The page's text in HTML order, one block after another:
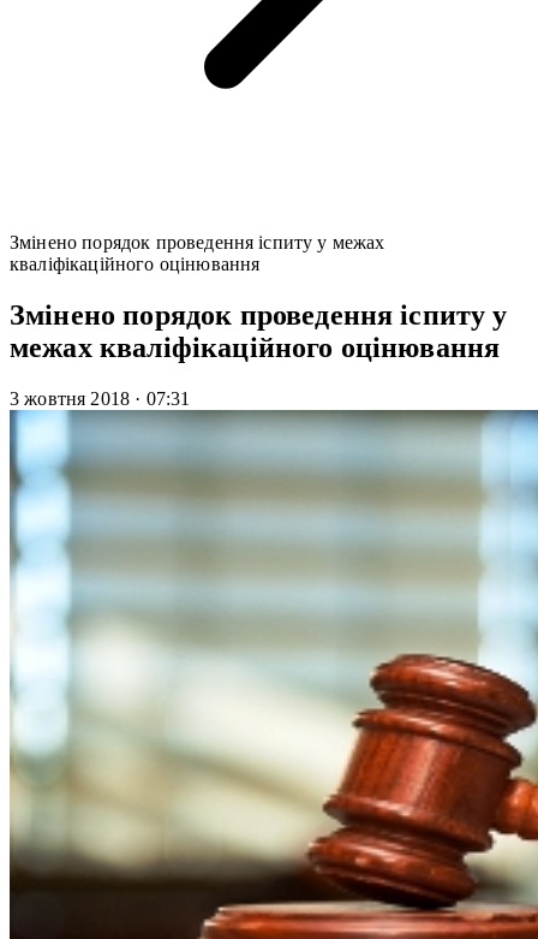
Змінено порядок проведення іспиту у межах
кваліфікаційного оцінювання
Змінено порядок проведення іспиту у
межах кваліфікаційного оцінювання
3 жовтня 2018 · 07:31